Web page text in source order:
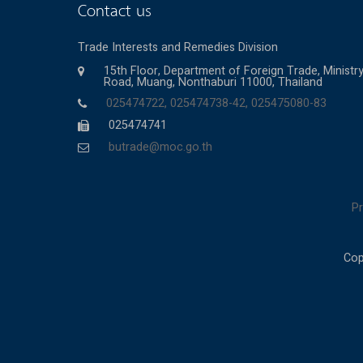
Contact us
Trade Interests and Remedies Division
15th Floor, Department of Foreign Trade,
Road, Muang, Nonthaburi 11000, Thailand
025474722, 025474738-42, 025475080-83
025474741
butrade@moc.go.th